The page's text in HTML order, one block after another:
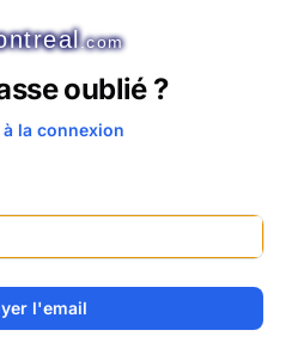
.com
oublié ?
la connexion
l'email